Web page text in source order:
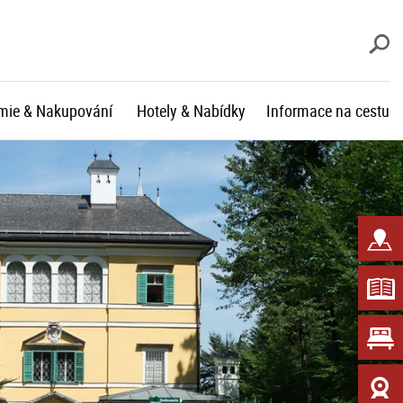
& Nakupování Hotely & Nabídky Informace na cestu